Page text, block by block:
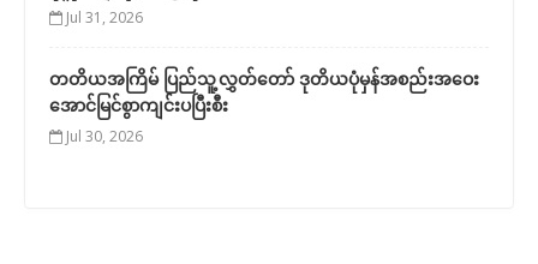
Jul 31, 2026
တတိယအကြိမ် ပြည်သူ့လွှတ်တော် ဒုတိယပုံမှန်အစည်းအဝေး
အောင်မြင်စွာကျင်းပပြီးစီး
Jul 30, 2026